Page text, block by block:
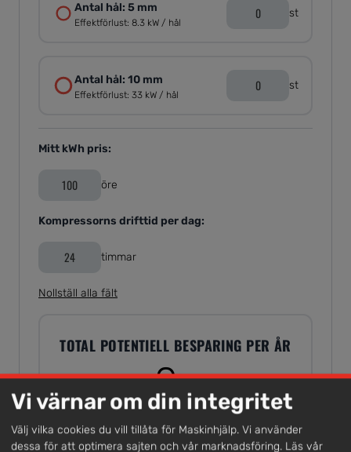
Antal hål: 5 mm
Effektförlust: 8.3 kW / hål
st
Antal hål: 10 mm
Effektförlust: 33 kW / hål
st
Mitt kWh pris:
öre
Kompressorns drifttid per dag:
timmar
Nollställ alla fält
TOTAL POTENTIELL BESPARING PER ÅR
0kr
Vi värnar om din integritet
Välj vilka cookies du vill tillåta för Maskinhjälp. Vi använder
dessa för att optimera sajten och vår marknadsföring. Läs vår